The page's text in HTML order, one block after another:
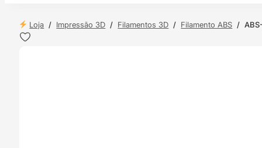
Loja / Impressão 3D / Filamentos 3D / Filamento ABS /